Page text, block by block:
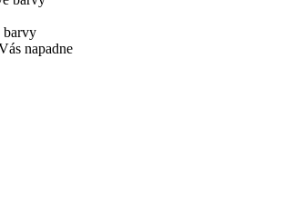
barvy
napadne